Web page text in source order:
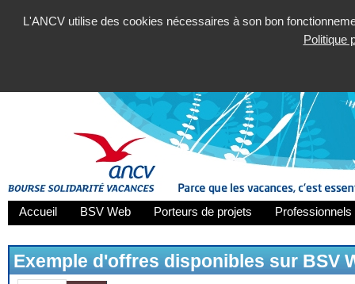
L'ANCV utilise des cookies nécessaires à son bon
Politique
Accueil BSV Web Porteurs de projets
Exemple d'offres disponibles sur BSV